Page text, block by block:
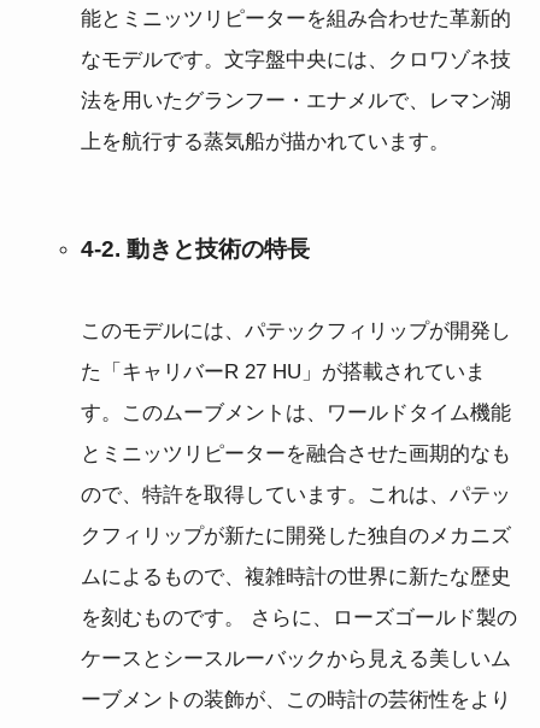
能とミニッツリピーターを組み合わせた革新的
なモデルです。文字盤中央には、クロワゾネ技
法を用いたグランフー・エナメルで、レマン湖
上を航行する蒸気船が描かれています。
4-2. 動きと技術の特長
このモデルには、パテックフィリップが開発し
た「キャリバーR 27 HU」が搭載されていま
す。このムーブメントは、ワールドタイム機能
とミニッツリピーターを融合させた画期的なも
ので、特許を取得しています。これは、パテッ
クフィリップが新たに開発した独自のメカニズ
ムによるもので、複雑時計の世界に新たな歴史
を刻むものです。 さらに、ローズゴールド製の
ケースとシースルーバックから見える美しいム
ーブメントの装飾が、この時計の芸術性をより